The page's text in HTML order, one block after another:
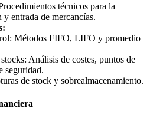
técnicos para la
entrada de mercancías.
Métodos FIFO, LIFO y promedio
Análisis de costes, puntos de
seguridad.
de stock y sobrealmacenamiento.